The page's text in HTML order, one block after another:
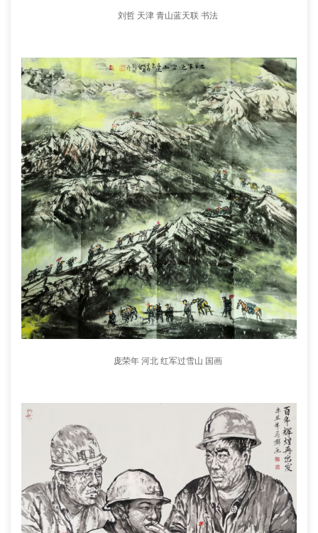
刘哲 天津 青山蓝天联 书法
庞荣年 河北 红军过雪山 国画